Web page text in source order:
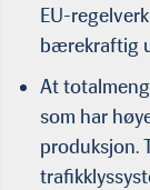
EU-
bærekraftig
At
som har
produksjon.